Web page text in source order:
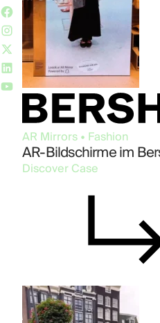
AR Mirrors • Fashion
AR-Bildschirme im
Discover Case